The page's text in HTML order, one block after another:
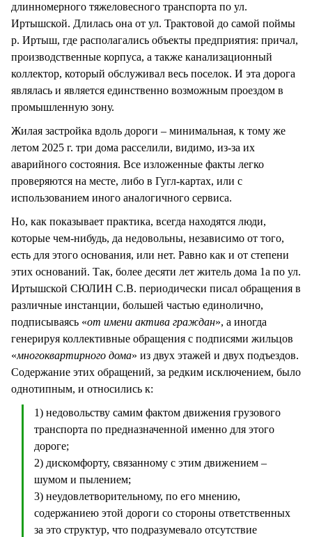
длинномерного тяжеловесного транспорта по ул.
Иртышской. Длилась она от ул. Трактовой до самой поймы
р. Иртыш, где располагались объекты предприятия: причал,
производственные корпуса, а также канализационный
коллектор, который обслуживал весь поселок. И эта дорога
являлась и является единственно возможным проездом в
промышленную зону.
Жилая застройка вдоль дороги – минимальная, к тому же
летом 2025 г. три дома расселили, видимо, из-за их
аварийного состояния. Все изложенные факты легко
проверяются на месте, либо в Гугл-картах, или с
использованием иного аналогичного сервиса.
Но, как показывает практика, всегда находятся люди,
которые чем-нибудь, да недовольны, независимо от того,
есть для этого основания, или нет. Равно как и от степени
этих оснований. Так, более десяти лет житель дома 1а по ул.
Иртышской СЮЛИН С.В. периодически писал обращения в
различные инстанции, большей частью единолично,
подписываясь «от имени актива граждан», а иногда
генерируя коллективные обращения с подписями жильцов
«многоквартирного дома» из двух этажей и двух подъездов.
Содержание этих обращений, за редким исключением, было
однотипным, и относились к:
1) недовольству самим фактом движения грузового
транспорта по предназначенной именно для этого
дороге;
2) дискомфорту, связанному с этим движением –
шумом и пылением;
3) неудовлетворительному, по его мнению,
содержаниею этой дороги со стороны ответственных
за это структур, что подразумевало отсутствие